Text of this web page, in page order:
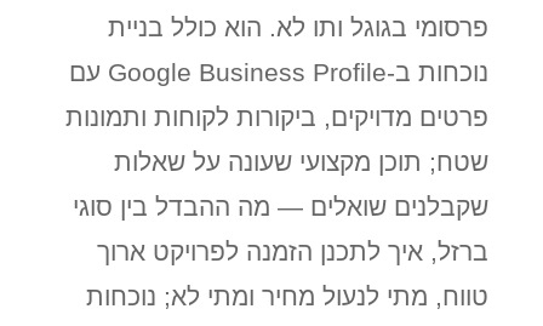
פרסומי בגוגל ותו לא. הוא כולל בניית
נוכחות ב-Google Business Profile עם
פרטים מדויקים, ביקורות לקוחות ותמונות
שטח; תוכן מקצועי שעונה על שאלות
שקבלנים שואלים — מה ההבדל בין סוגי
ברזל, איך לתכנן הזמנה לפרויקט ארוך
טווח, מתי לנעול מחיר ומתי לא; נוכחות